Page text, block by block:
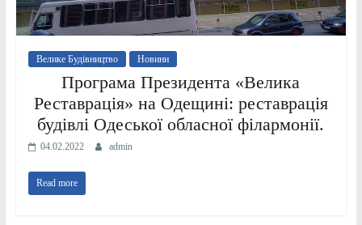
Велике Будівництво Новини
Програма Президента «Велика
Реставрація» на Одещині: реставрація
будівлі Одеської обласної філармонії.
04.02.2022 admin
Read more